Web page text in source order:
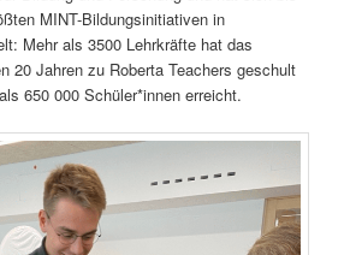
MINT-Bildungsinitiativen in
Mehr als 3500 Lehrkräfte hat das
20 Jahren zu Roberta Teachers geschult
650 000 Schüler*innen erreicht.